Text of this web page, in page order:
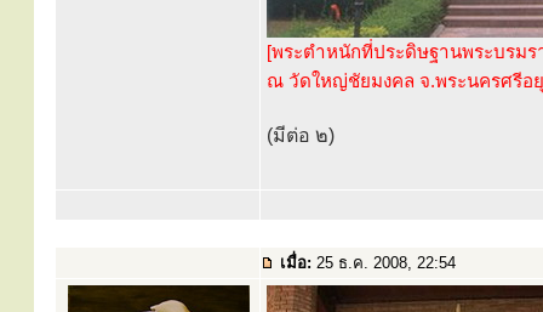
[พระตำหนักที่ประดิษฐานพระบรม
ณ วัดใหญ่ชัยมงคล จ.พระนครศรีอ
(มีต่อ ๒)
เมื่อ: 25 ธ.ค. 2008, 22:54